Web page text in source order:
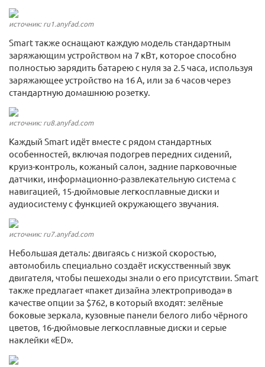
источник: ru1.anyfad.com
Smart также оснащают каждую модель стандартным
заряжающим устройством на 7 кВт, которое способно
полностью зарядить батарею с нуля за 2.5 часа, используя
заряжающее устройство на 16 А, или за 6 часов через
стандартную домашнюю розетку.
источник: ru8.anyfad.com
Каждый Smart идёт вместе с рядом стандартных
особенностей, включая подогрев передних сидений,
круиз-контроль, кожаный салон, задние парковочные
датчики, информационно-развлекательную система с
навигацией, 15-дюймовые легкосплавные диски и
аудиосистему с функцией окружающего звучания.
источник: ru7.anyfad.com
Небольшая деталь: двигаясь с низкой скоростью,
автомобиль специально создаёт искусственный звук
двигателя, чтобы пешеходы знали о его присутствии. Smart
также предлагает «пакет дизайна электропривода» в
качестве опции за $762, в который входят: зелёные
боковые зеркала, кузовные панели белого либо чёрного
цветов, 16-дюймовые легкосплавные диски и серые
наклейки «ED».